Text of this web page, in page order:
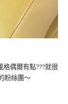
偶爾有點???就很
粉絲團～